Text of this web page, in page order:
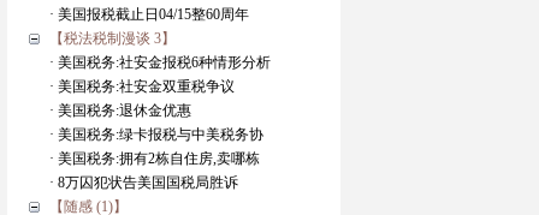
· 美国报税截止日04/15整60周年
【税法税制漫谈 3】
· 美国税务:社安金报税6种情形分析
· 美国税务:社安金双重税争议
· 美国税务:退休金优惠
· 美国税务:绿卡报税与中美税务协
· 美国税务:拥有2栋自住房,卖哪栋
· 8万囚犯状告美国国税局胜诉
【随感 (1)】